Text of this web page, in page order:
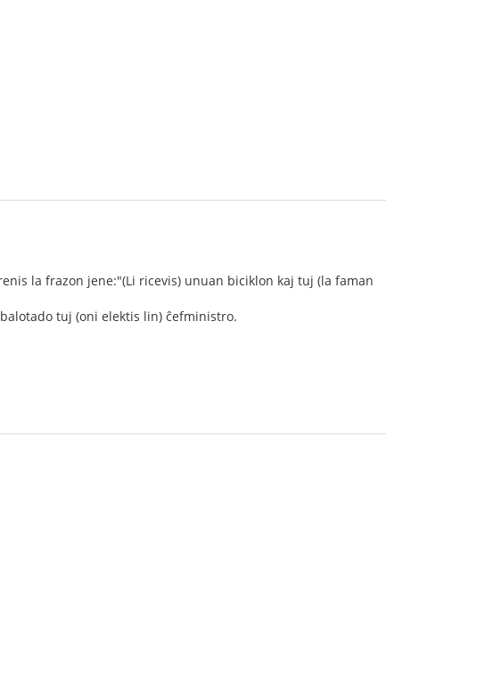
la frazon jene:"(Li ricevis) unuan biciklon kaj tuj (la faman
tuj (oni elektis lin) ĉefministro.